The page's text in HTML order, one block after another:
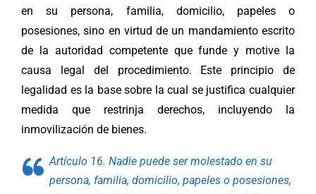
en su persona, familia, domicilio, papeles o
posesiones, sino en virtud de un mandamiento escrito
de la autoridad competente que funde y motive la
causa legal del procedimiento. Este principio de
legalidad es la base sobre la cual se justifica cualquier
medida que restrinja derechos, incluyendo la
inmovilización de bienes.
Artículo 16. Nadie puede ser molestado en su
persona, familia, domicilio, papeles o posesiones,